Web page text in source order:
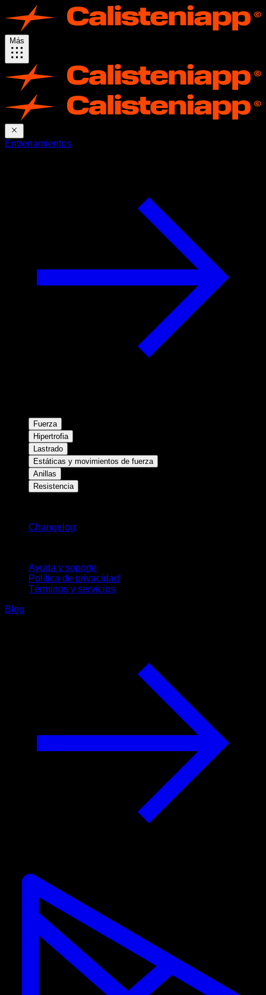
Más
Entrenamientos
Fuerza
Hipertrofia
Lastrado
Estáticas y movimientos de fuerza
Anillas
Resistencia
Changelog
Ayuda y soporte
Política de privacidad
Términos y servicios
Blog